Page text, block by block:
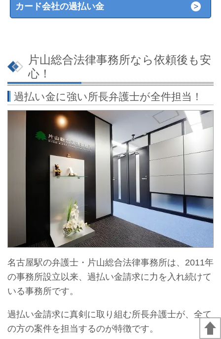
カード会社の過払い金
片山総合法律事務所なら依頼後も安
心！
過払い金に強い所長弁護士が全件担当！
名古屋駅の弁護士・片山総合法律事務所は、2011年
の事務所設立以来、過払い金請求に力を入れ続けて
いる事務所です。
過払い金請求に真剣に取り組む所長弁護士が、全て
の方の案件を担当するのが特徴です。